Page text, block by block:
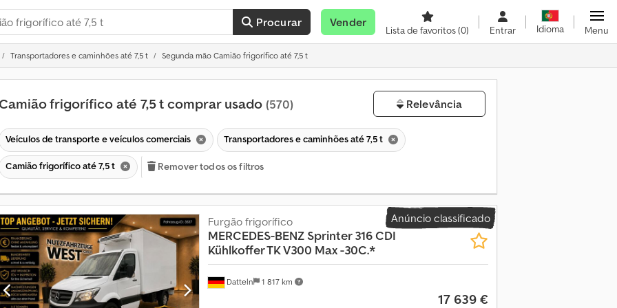
Procurar Vender
Lista de favoritos(0) Entrar Idioma Menu
Transportadores e caminhões até 7,5 t Segunda mão Camião frigorífico até 7,5 t
Camião frigorífico até 7,5 t comprar usado (570) Relevância
Veículos de transporte e veículos comerciais Transportadores e caminhões até 7,5 t
Camião frigorífico até 7,5 t Remover todos os filtros
Anúncio classificado
Datteln 1 817 km
Furgão frigorífico
MERCEDES-BENZ Sprinter 316 CDI
Kühlkoffer TK V300 Max -30C.*
17 639 €